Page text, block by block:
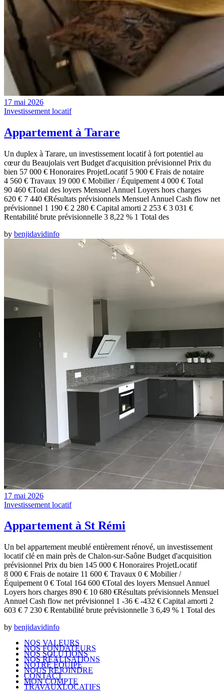
17 mai 2026
Investissement locatif
Appartement à Tarare
Un duplex à Tarare, un investissement locatif à fort potentiel au
cœur du Beaujolais vert Budget d'acquisition prévisionnel Prix du
bien 57 000 € Honoraires ProjetLocatif 5 900 € Frais de notaire
4 560 € Travaux 19 000 € Mobilier / Équipement 4 000 € Total
90 460 €Total des loyers Mensuel Annuel Loyers hors charges
620 € 7 440 €Résultats prévisionnels Mensuel Annuel Cash flow net
prévisionnel 1 190 € 2 280 € Capital amorti 2 253 € 3 031 €
Rentabilité brute prévisionnelle 3 8,22 % 1 Total des
by benjidavidinfo
17 mai 2026
Investissement locatif
Appartement à St Rémi
Un bel appartement meublé entièrement rénové, un investissement
locatif clé en main près de Chalon-sur-Saône Budget d'acquisition
prévisionnel Prix du bien 145 000 € Honoraires ProjetLocatif
8 000 € Frais de notaire 11 600 € Travaux 0 € Mobilier /
Équipement 0 € Total 164 600 €Total des loyers Mensuel Annuel
Loyers hors charges 890 € 10 680 €Résultats prévisionnels Mensuel
Annuel Cash flow net prévisionnel 1 -36 € -432 € Capital amorti 2
603 € 7 230 € Rentabilité brute prévisionnelle 3 6,49 % 1 Total des
by benjidavidinfo
NOS VALEURS
NOS FONDATEURS
NOS SOLUTIONS
NOS RÉALISATIONS
NOTRE ÉQUIPE
NOUS REJOINDRE
CONTACT
MON COMPTE
TRAVAUXLOCATIFS